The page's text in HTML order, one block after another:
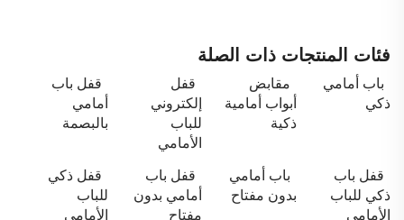
فئات المنتجات ذات الصلة
باب أمامي
ذكي
مقابض
أبواب أمامية
ذكية
قفل
إلكتروني
للباب
الأمامي
قفل باب
أمامي
بالبصمة
قفل باب
ذكي للباب
الأمامي
باب أمامي
بدون مفتاح
قفل باب
أمامي بدون
مفتاح
قفل ذكي
للباب
الأمامي